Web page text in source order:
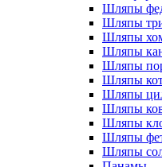
Шляпы
Шляпы
Шляпы
Шляпы
Шляпы
Шляпы
Шляпы
Шляпы
Шляпы
Шляпы
Шляпы